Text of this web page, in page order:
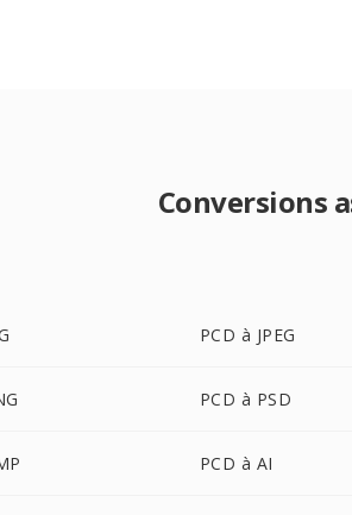
Conversions
PCD à JPEG
PCD à PSD
PCD à AI